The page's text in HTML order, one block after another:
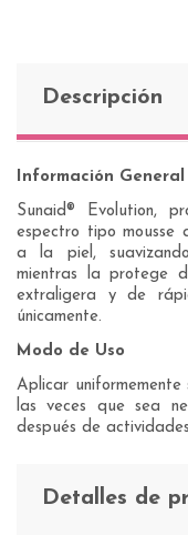
Descripción
Información General
Sunaid® Evolution,
espectro tipo mousse
a la piel,
mientras la protege
extraligera y de
únicamente.
Modo de Uso
Aplicar
las veces que sea
después de
Detalles de